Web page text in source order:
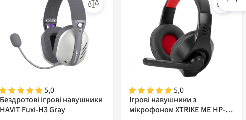
5,0
Бездротові ігрові навушники
HAVIT Fuxi-H3 Gray
5,0
Ігрові навушники з
мікрофоном XTRIKE ME HP-